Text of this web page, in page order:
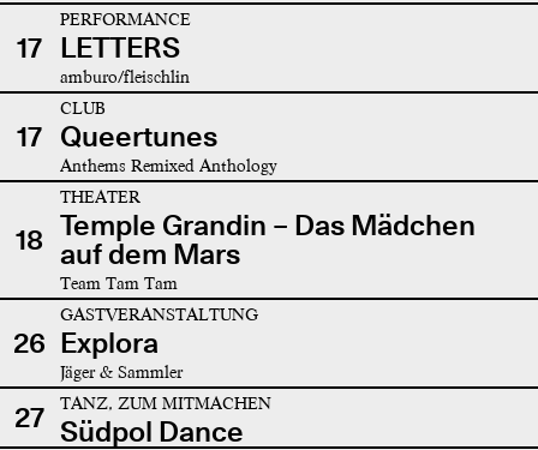
17
PERFORMANCE
LETTERS
amburo/fleischlin
17
CLUB
Queertunes
Anthems Remixed Anthology
18
THEATER
Temple Grandin – Das Mädchen
auf dem Mars
Team Tam Tam
26
GASTVERANSTALTUNG
Explora
Jäger & Sammler
27 TANZ, ZUM MITMACHEN
Südpol Dance